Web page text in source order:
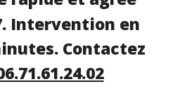
Intervention en
Contactez